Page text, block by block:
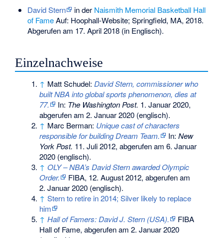
David Stern in der Naismith Memorial Basketball Hall
of FameAuf: Hoophall-Website; Springfield, MA, 2018.
Abgerufen am 17. April 2018 (in Englisch).
Einzelnachweise
↑ Matt Schudel: David Stern, commissioner who
built NBA into global sports phenomenon, dies at
77.
In: The Washington Post. 1. Januar 2020,
abgerufen am 2. Januar 2020 (englisch).
↑ Marc Berman: Unique cast of characters
responsible for building Dream Team.
In:New
York Post. 11. Juli 2012, abgerufen am 6. Januar
2020 (englisch).
↑ OLY – NBA’s David Stern awarded Olympic
Order.
FIBA, 12. August 2012, abgerufen am
2. Januar 2020 (englisch).
↑ Stern to retire in 2014; Silver likely to replace
him
↑ Hall of Famers: David J. Stern (USA).
FIBA
Hall of Fame, abgerufen am 2. Januar 2020